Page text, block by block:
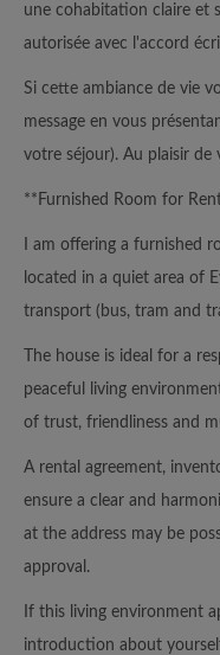
une cohabitation claire et
autorisée avec l'accord
Si cette ambiance de vie
message en vous
votre séjour). Au plaisir de
**Furnished Room for
I am offering a furnished
located in a quiet area of
transport (bus, tram and
The house is ideal for a
peaceful living
of trust, friendliness and
A rental agreement,
ensure a clear and
at the address may be
approval.
If this living environment
introduction about